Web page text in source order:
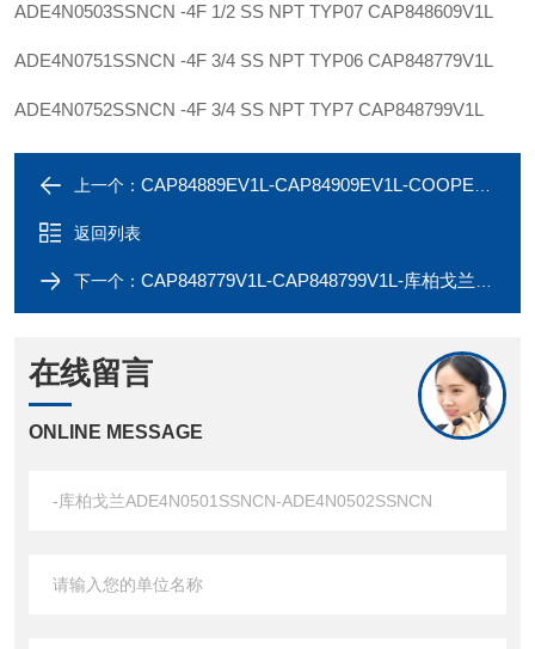
ADE4N0503SSNCN -4F 1/2 SS NPT TYP07 CAP848609V1L
ADE4N0751SSNCN -4F 3/4 SS NPT TYP06 CAP848779V1L
ADE4N0752SSNCN -4F 3/4 SS NPT TYP7 CAP848799V1L
上一个： CAP84889EV1L-CAP84909EV1L-COOPER戈兰ADE4N1002SFNCN-ADE4N1502SFNCN
返回列表
下一个： CAP848779V1L-CAP848799V1L-库柏戈兰ADE4N0751SSNCN-ADE4N0752SSNCN
在线留言
ONLINE MESSAGE